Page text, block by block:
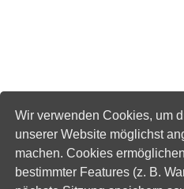
Wir verwenden Cookies, um
unserer Website möglichst
machen. Cookies
bestimmter Features (z. B.